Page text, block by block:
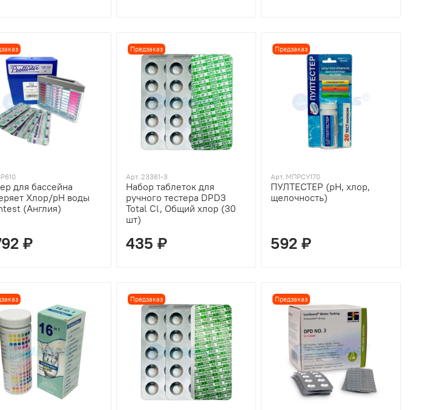
для бассейна
Хлор/pH воды
(Англия)
₽
Предзаказ
Арт. 23361-3
Набор таблеток для
ручного тестера DPD3
Total Cl, Общий хлор (30
шт)
435 ₽
Предзаказ
Арт. МПРСУ170
ПУЛТЕСТЕР (рН, хлор,
щелочность)
592 ₽
Предзаказ Предзаказ